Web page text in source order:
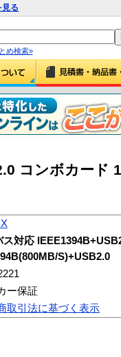
見る
め検索»
コンボカード
ス対応
S)+USB2.0
ー保証
取引法に基づく表示